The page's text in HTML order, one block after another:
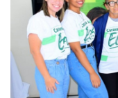
Contato